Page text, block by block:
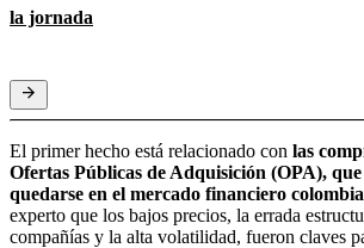
la jornada
El primer hecho está relacionado con las
Ofertas Públicas de Adquisición (OPA),
quedarse en el mercado financiero
experto que los bajos precios, la errada
compañías y la alta volatilidad, fueron claves